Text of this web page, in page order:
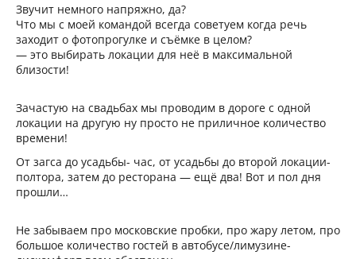
Звучит немного напряжно, да?
Что мы с моей командой всегда советуем когда речь
заходит о фотопрогулке и съёмке в целом?
— это выбирать локации для неё в максимальной
близости!
Зачастую на свадьбах мы проводим в дороге с одной
локации на другую ну просто не приличное количество
времени!
От загса до усадьбы- час, от усадьбы до второй локации-
полтора, затем до ресторана — ещё два! Вот и пол дня
прошли…
Не забываем про московские пробки, про жару летом, про
большое количество гостей в автобусе/лимузине-